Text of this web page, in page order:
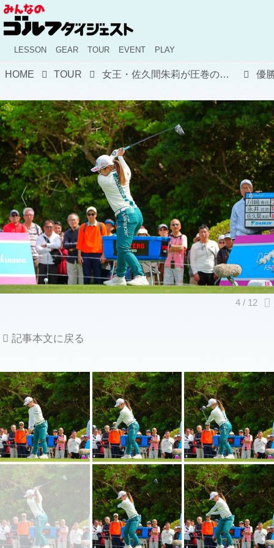
LESSON GEAR TOUR EVENT PLAY
HOME TOUR 女王・佐久間朱莉が圧巻の逃げ切り! 亡きジャンボ尾崎へ捧ぐ"開幕V"と、記録ずくめで熱狂した沖縄の4日間【国内女子ツアー】
記事本文に戻る